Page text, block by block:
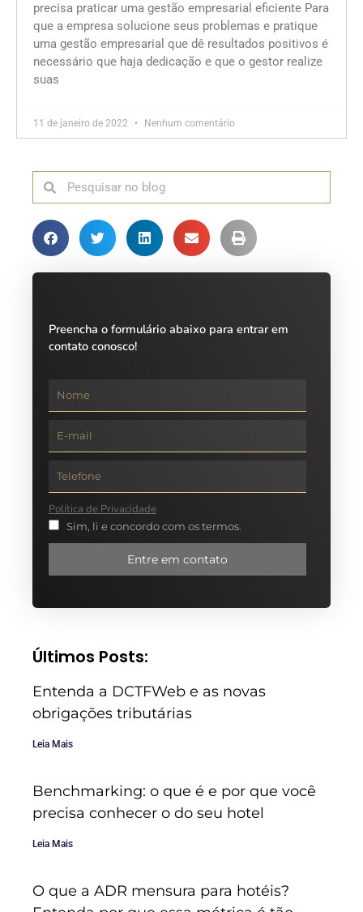
precisa praticar uma gestão empresarial eficiente Para
que a empresa solucione seus problemas e pratique
uma gestão empresarial que dê resultados positivos é
necessário que haja dedicação e que o gestor realize
suas
11 de janeiro de 2022 Nenhum comentário
Preencha o formulário abaixo para entrar em
contato conosco!
Política de Privacidade
Sim, li e concordo com os termos.
Entre em contato
Últimos Posts:
Entenda a DCTFWeb e as novas
obrigações tributárias
Leia Mais
Benchmarking: o que é e por que você
precisa conhecer o do seu hotel
Leia Mais
O que a ADR mensura para hotéis?